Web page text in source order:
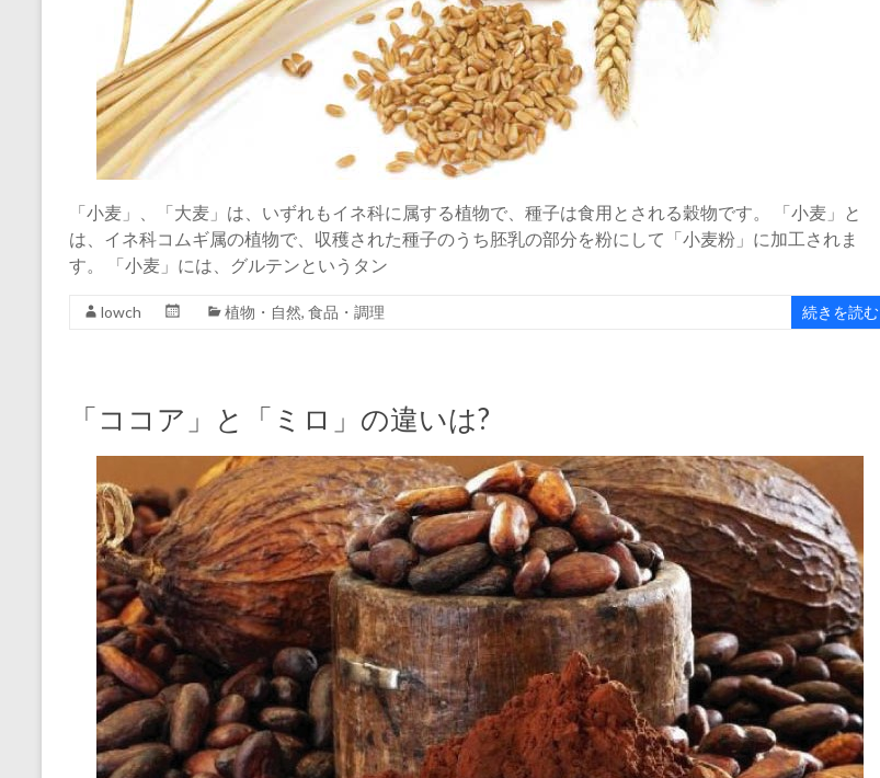
「小麦」、「大麦」は、いずれもイネ科に属する植物で、種子は食用とされる穀物です。 「小麦」と
は、イネ科コムギ属の植物で、収穫された種子のうち胚乳の部分を粉にして「小麦粉」に加工されま
す。 「小麦」には、グルテンというタン
lowch 植物・自然, 食品・調理 続きを読む
「ココア」と「ミロ」の違いは?